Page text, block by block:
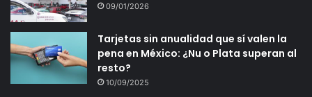
09/01/2026
Tarjetas sin anualidad que sí valen la
pena en México: ¿Nu o Plata superan al
resto?
10/09/2025